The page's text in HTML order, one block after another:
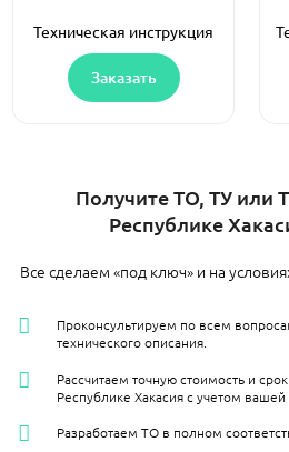
Техническая инструкция
Заказать
Получите ТО, ТУ или
Республике
Все сделаем «под ключ» и на
Проконсультируем по всем
технического описания.
Рассчитаем точную стоимость и
Республике Хакасия с учетом вашей
Разработаем ТО в полном